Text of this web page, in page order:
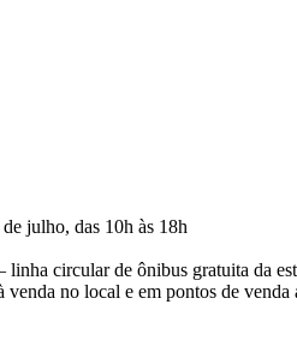
julho, das 10h às 18h
circular de ônibus gratuita da
no local e em pontos de venda